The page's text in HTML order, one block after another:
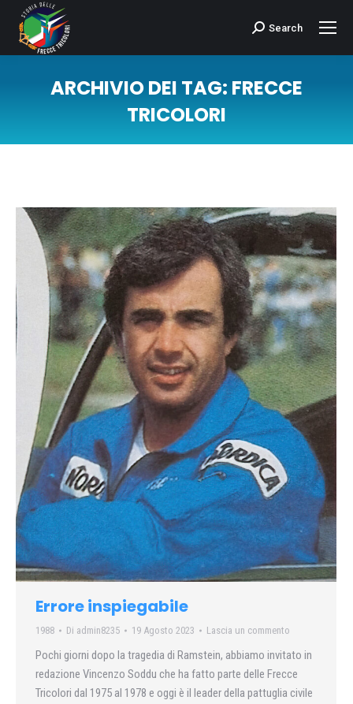
Cerca:Search
ARCHIVIO DEI TAG: FRECCE
TRICOLORI
Errore inspiegabile
1988 Di admin8235 19 Agosto 2023 Lascia un commento
Pochi giorni dopo la tragedia di Ramstein, abbiamo invitato in
redazione Vincenzo Soddu che ha fatto parte delle Frecce
Tricolori dal 1975 al 1978 e oggi è il leader della pattuglia civile